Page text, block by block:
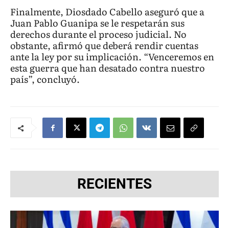
Finalmente, Diosdado Cabello aseguró que a
Juan Pablo Guanipa se le respetarán sus
derechos durante el proceso judicial. No
obstante, afirmó que deberá rendir cuentas
ante la ley por su implicación. “Venceremos en
esta guerra que han desatado contra nuestro
país”, concluyó.
RECIENTES